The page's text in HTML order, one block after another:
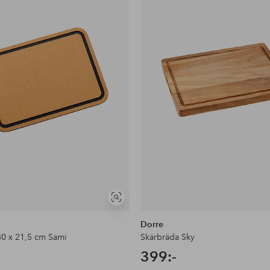
Visa
x 21,5 cm Sami
Dorre
Skärbräda Sky
399:-